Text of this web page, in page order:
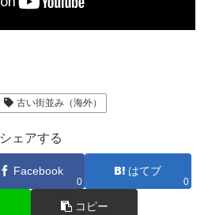
古い街並み（海外）
シェアする
Facebook
0
はてブ
0
コピー